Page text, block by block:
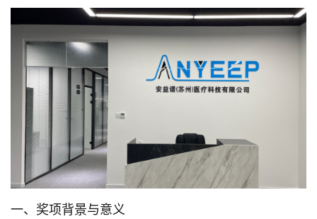
一、奖项背景与意义